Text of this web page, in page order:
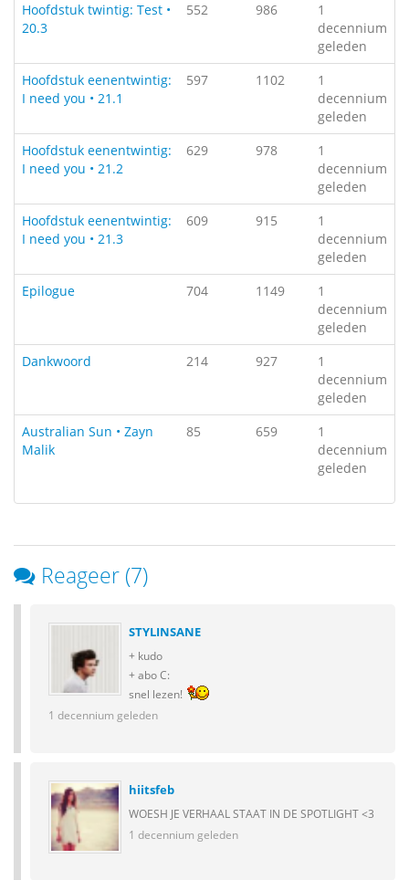
Hoofdstuk twintig: Test •
20.3
552 986
1
decennium
geleden
Hoofdstuk eenentwintig:
I need you • 21.1
597 1102
1
decennium
geleden
Hoofdstuk eenentwintig:
I need you • 21.2
629 978
1
decennium
geleden
Hoofdstuk eenentwintig:
I need you • 21.3
609 915
1
decennium
geleden
Epilogue
704 1149
1
decennium
geleden
Dankwoord
214 927
1
decennium
geleden
Australian Sun • Zayn
Malik
85 659
1
decennium
geleden
Reageer (7)
STYLINSANE
+ kudo
+ abo C:
snel lezen!
1 decennium geleden
hiitsfeb
WOESH JE VERHAAL STAAT IN DE SPOTLIGHT <3
1 decennium geleden